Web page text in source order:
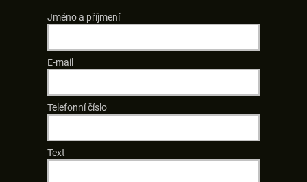
Jméno a příjmení
E-mail
Telefonní číslo
Text